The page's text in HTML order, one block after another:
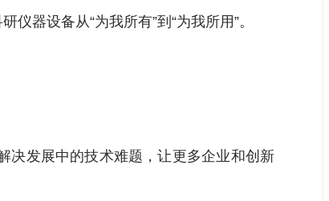
器设备从“为我所有”到“为我所用”。
决发展中的技术难题，让更多企业和创新